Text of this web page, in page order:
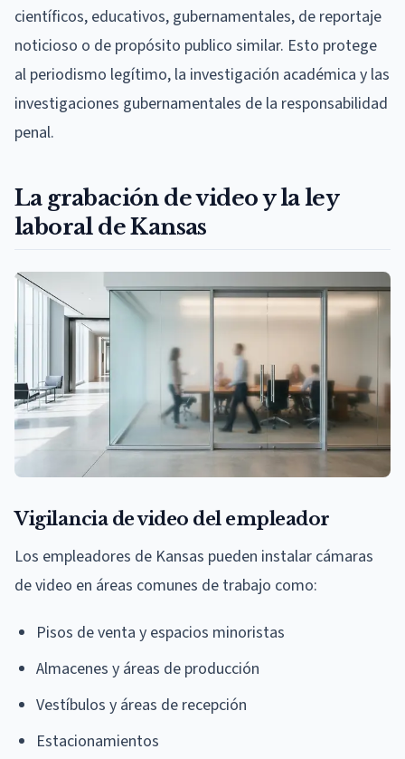
científicos, educativos, gubernamentales, de reportaje
noticioso o de propósito publico similar. Esto protege
al periodismo legítimo, la investigación académica y las
investigaciones gubernamentales de la responsabilidad
penal.
La grabación de video y la ley
laboral de Kansas
Vigilancia de video del empleador
Los empleadores de Kansas pueden instalar cámaras
de video en áreas comunes de trabajo como:
Pisos de venta y espacios minoristas
Almacenes y áreas de producción
Vestíbulos y áreas de recepción
Estacionamientos